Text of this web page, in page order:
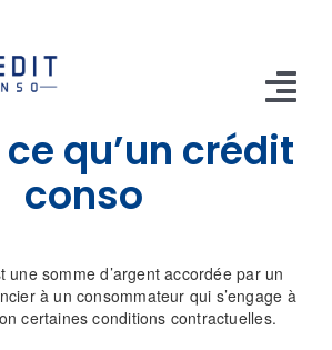
VOITURE
ce qu’un crédit
conso
une somme d’argent accordée par un
à un consommateur qui s’engage à
certaines conditions contractuelles.